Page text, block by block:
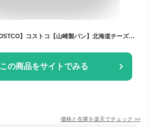
【在庫限り】【COSTCO】コストコ【山崎製パン】北海道チーズ蒸しケーキ 10個入り×2パック【送料無料】
この商品をサイトでみる
価格と在庫を楽天でチェック >>